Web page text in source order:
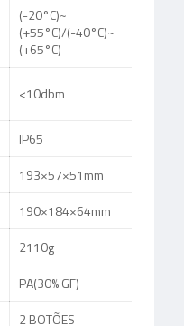
(-20°C)~
(+55°C)/(-40°C)~
(+65°C)
<10dbm
IP65
193×57×51mm
190×184×64mm
2110g
PA(30% GF)
2 BOTÕES